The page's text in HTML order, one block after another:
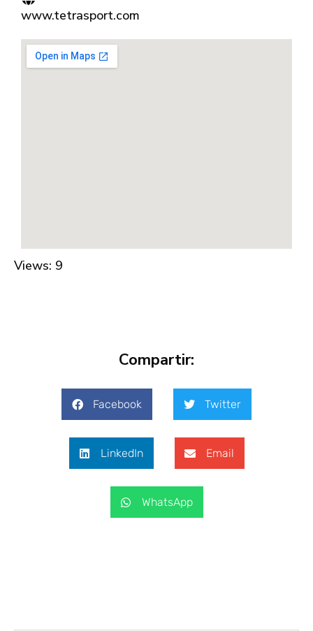
www.tetrasport.com
Views: 9
Compartir:
Facebook Twitter
LinkedIn Email
WhatsApp